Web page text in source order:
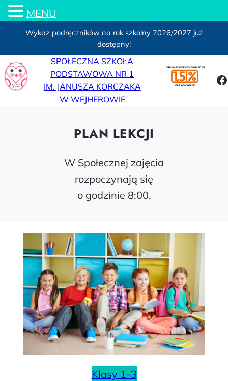
Wykaz podręczników na rok szkolny 2026/2027 już
dostępny!
Przejdź
do
treści
SPOŁECZNA SZKOŁA
PODSTAWOWA NR 1
IM. JANUSZA KORCZAKA
W WEJHEROWIE
PLAN LEKCJI
W Społecznej zajęcia
rozpoczynają się
o godzinie 8:00.
Klasy 1-3
MENU